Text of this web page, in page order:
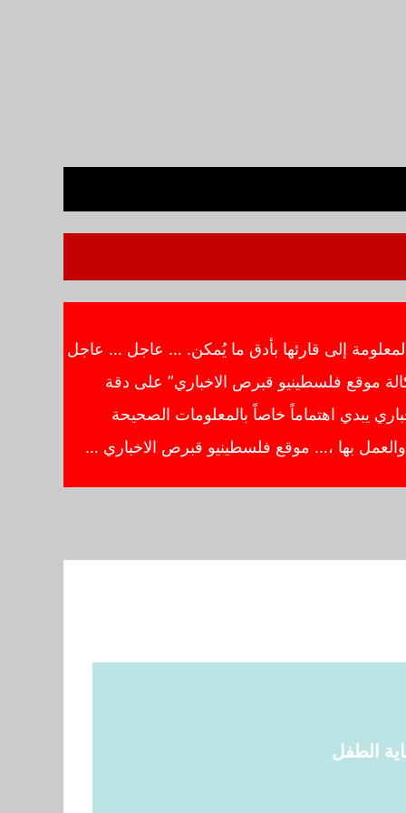
إلى قارئها بأدق ما يُمكن. … عاجل … عاجل
موقع فلسطينيو قبرص الاخباري” على دقة
يبدي اهتماماً خاصاً بالمعلومات الصحيحة
والعمل بها ،… موقع فلسطينيو قبرص الاخباري …